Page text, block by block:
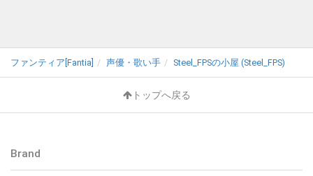
ファンティア[Fantia] 声優・歌い手 Steel_FPSの小屋 (Steel_FPS)
トップへ戻る
Brand